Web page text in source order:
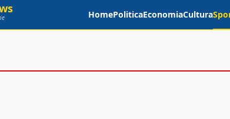
HomePoliticaEconomiaCultura